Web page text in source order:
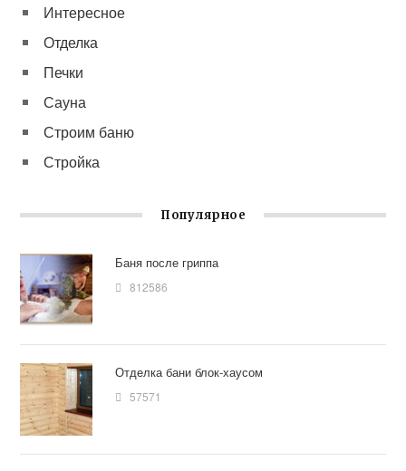
Интересное
Отделка
Печки
Сауна
Строим баню
Стройка
Популярное
Баня после гриппа
812586
Отделка бани блок-хаусом
57571